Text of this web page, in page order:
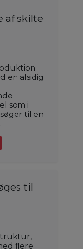
af skilte
en alsidig
som i
til en
til
flere